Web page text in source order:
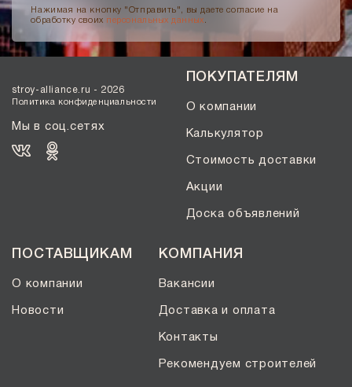
Нажимая на кнопку "Отправить", вы даете согласие на
обработку своих персональных данных
stroy-alliance.ru - 2026
Политика конфиденциальности
Мы в соц.сетях
ПОКУПАТЕЛЯМ
О компании
Калькулятор
Стоимость доставки
Акции
Доска объявлений
ПОСТАВЩИКАМ
О компании
Новости
КОМПАНИЯ
Вакансии
Доставка и оплата
Контакты
Рекомендуем строителей